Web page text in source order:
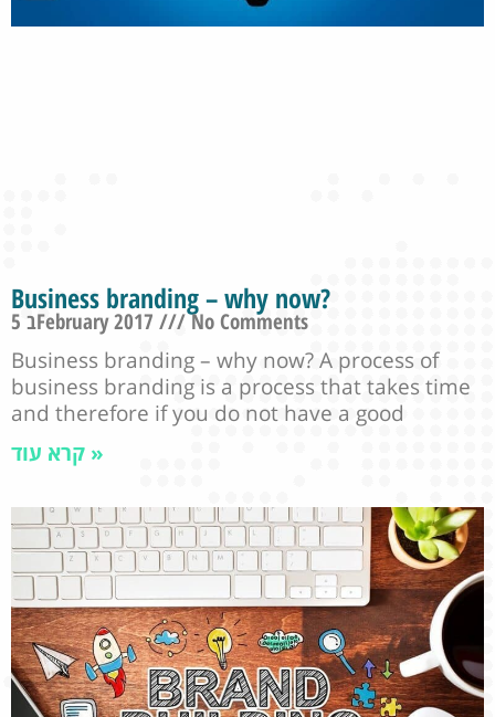
Business branding – why now?
5 בFebruary 2017
No Comments
Business branding – why now? A process of
business branding is a process that takes time
and therefore if you do not have a good
קרא עוד »